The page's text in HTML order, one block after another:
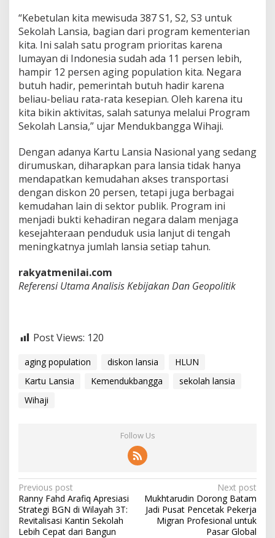
“Kebetulan kita mewisuda 387 S1, S2, S3 untuk
Sekolah Lansia, bagian dari program kementerian
kita. Ini salah satu program prioritas karena
lumayan di Indonesia sudah ada 11 persen lebih,
hampir 12 persen aging population kita. Negara
butuh hadir, pemerintah butuh hadir karena
beliau-beliau rata-rata kesepian. Oleh karena itu
kita bikin aktivitas, salah satunya melalui Program
Sekolah Lansia,” ujar Mendukbangga Wihaji.
Dengan adanya Kartu Lansia Nasional yang sedang
dirumuskan, diharapkan para lansia tidak hanya
mendapatkan kemudahan akses transportasi
dengan diskon 20 persen, tetapi juga berbagai
kemudahan lain di sektor publik. Program ini
menjadi bukti kehadiran negara dalam menjaga
kesejahteraan penduduk usia lanjut di tengah
meningkatnya jumlah lansia setiap tahun.
rakyatmenilai.com
Referensi Utama Analisis Kebijakan Dan Geopolitik
Post Views: 120
aging population diskon lansia
HLUN
Kartu Lansia
Kemendukbangga
sekolah lansia
Wihaji
Follow Us
P
o
s
Previous post
Ranny Fahd Arafiq Apresiasi
Strategi BGN di Wilayah 3T:
Revitalisasi Kantin Sekolah
Lebih Cepat dari Bangun
Next post
Mukhtarudin Dorong Batam
Jadi Pusat Pencetak Pekerja
Migran Profesional untuk
Pasar Global